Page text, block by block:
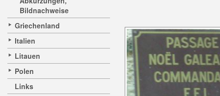
Bildnachweise
Griechenland
Italien
Litauen
Polen
Links